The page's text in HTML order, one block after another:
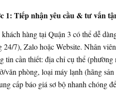
1: Tiếp nhận yêu cầu & tư vấn
hàng tại Quận 3 có thể dễ
24/7), Zalo hoặc Website. Nhân
tin cần thiết: địa chỉ cụ thể
văn phòng, loại máy lạnh (hãng
cấp báo giá sơ bộ nhanh chóng